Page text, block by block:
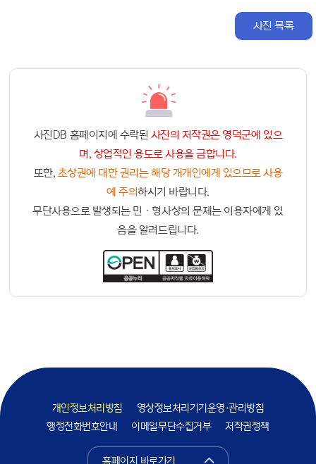
사진 목록
사진DB 홈페이지에 수락된 사진의 저작권은 영덕군에 있으
며, 상업적인 용도로 사용을 금합니다.
또한, 초상권에 대한 권리는 해당 개개인에게 있으므로 사용
에 주의 하시기 바랍니다.
무단사용으로 발생되는 민ㆍ형사상의 문제는 이용자에게 있
음을 알려드립니다.
개인정보처리방침
영상정보처리기기운영·관리방침
행정전화번호안내
이메일무단수집거부 저작권정책
홈페이지 바로가기